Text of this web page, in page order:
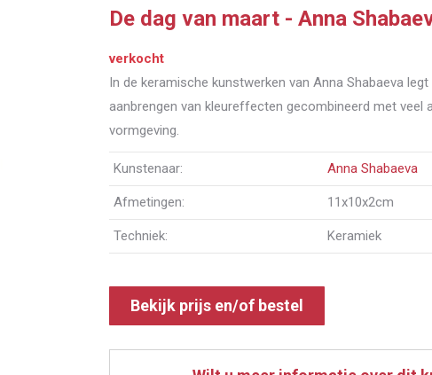
De dag van maart - Anna
verkocht
In de keramische kunstwerken van Anna Shabaeva
aanbrengen van kleureffecten gecombineerd met veel
vormgeving.
Kunstenaar: Anna Shabaeva
Afmetingen: 11x10x2cm
Techniek: Keramiek
Bekijk prijs en/of bestel